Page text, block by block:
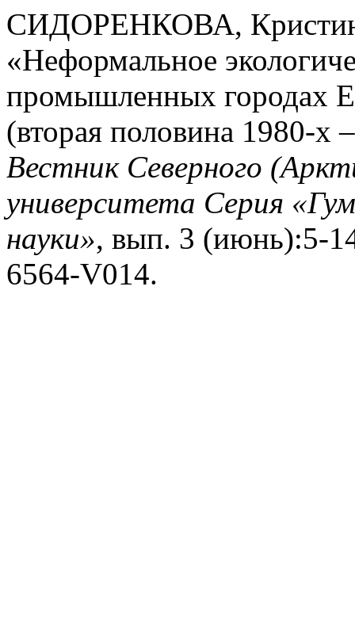
СИДОРЕНКОВА,
«Неформальное
промышленных городах
(вторая половина 1980-х
Вестник Северного
университета Серия
науки», вып. 3 (июнь):5-
6564-V014.